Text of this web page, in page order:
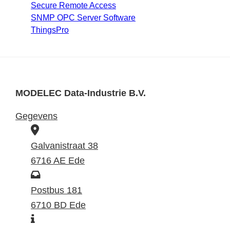
Secure Remote Access
SNMP OPC Server Software
ThingsPro
MODELEC Data-Industrie B.V.
Gegevens
B
e
z
o
e
k
Galvanistraat 38
6716 AE Ede
P
o
s
Postbus 181
6710 BD Ede
I